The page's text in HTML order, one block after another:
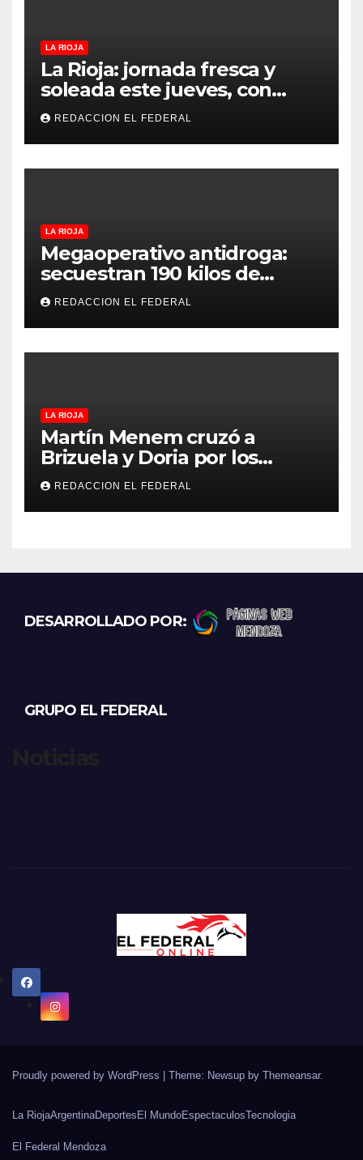
LA RIOJA
La Rioja: jornada fresca y
soleada este jueves, con
temperaturas estables para
el viernes
REDACCION EL FEDERAL
LA RIOJA
Megaoperativo antidroga:
secuestran 190 kilos de
marihuana que tenían como
destino La Rioja y Catamarca
REDACCION EL FEDERAL
LA RIOJA
Martín Menem cruzó a
Brizuela y Doria por los
incendios en Guanchín:
“Miente descaradamente”
REDACCION EL FEDERAL
DESARROLLADO POR:
GRUPO EL FEDERAL
Proudly powered by WordPress Theme: Newsup by Themeansar.
La RiojaArgentinaDeportesEl MundoEspectaculosTecnologia
El Federal Mendoza